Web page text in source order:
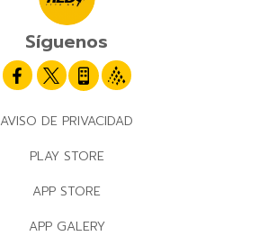
Síguenos
AVISO DE PRIVACIDAD
PLAY STORE
APP STORE
APP GALERY